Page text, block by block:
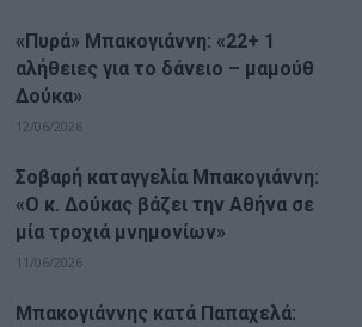
«Πυρά» Μπακογιάννη: «22+ 1
αλήθειες για το δάνειο – μαμούθ
Δούκα»
12/06/2026
Σοβαρή καταγγελία Μπακογιάννη:
«Ο κ. Δούκας βάζει την Αθήνα σε
μία τροχιά μνημονίων»
11/06/2026
Μπακογιάννης κατά Παπαχελά: